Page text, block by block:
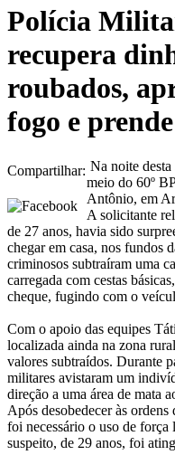
Polícia
recupera
roubados,
fogo e
Compartilhar: Na noite
meio do 60º
Antônio, em
A solicitante
de 27 anos, havia sido
chegar em casa, nos fundos
criminosos subtraíram uma
carregada com cestas
cheque, fugindo com o
Com o apoio das equipes
localizada ainda na zona
valores subtraídos. Durante
militares avistaram um
direção a uma área de mata
Após desobedecer às ordens
foi necessário o uso de força
suspeito, de 29 anos, foi